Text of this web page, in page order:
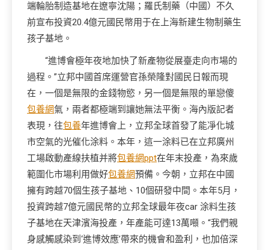
端輪胎制造基地在遼寧沈陽；羅氏制藥（中國）不久
前宣布投資20.4億元國民幣用于在上海新建生物制藥生
孩子基地。
“進博會極年夜地加快了新產物從展臺走向市場的
過程。”立邦中國首席運營官孫榮隆對國民日報而現
在，一個是無限的金錢物慾，另一個是無限的單戀傻
包養網氣，兩者都極端到讓她無法平衡。海內版記者
表現，往包養年進博會上，立邦全球首發了能凈化城
市空氣的光催化涂料。本年，這一涂料已在立邦廣州
工場啟動產線扶植并將包養網ppt在年末投產，為來歲
範圍化市場利用做好包養網預備。今朝，立邦在中國
擁有跨越70個生孩子基地、10個研發中間。本年5月，
投資跨越7億元國民幣的立邦全球最年夜car 涂料生孩
子基地在天津濱海投產，年產能可達13萬噸。“我們親
身感觸感染到‘進博效應’帶來的機會和盈利，也加倍深